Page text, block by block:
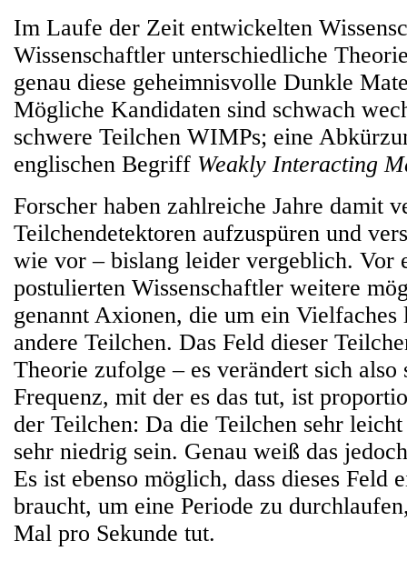
Im Laufe der Zeit entwickelten
Wissenschaftler unterschiedliche
genau diese geheimnisvolle Dunkle
Mögliche Kandidaten sind schwach
schwere Teilchen WIMPs; eine
englischen Begriff Weakly Interacting
Forscher haben zahlreiche Jahre damit
Teilchendetektoren aufzuspüren und
wie vor – bislang leider vergeblich. Vor
postulierten Wissenschaftler weitere
genannt Axionen, die um ein Vielfaches
andere Teilchen. Das Feld dieser
Theorie zufolge – es verändert sich also
Frequenz, mit der es das tut, ist
der Teilchen: Da die Teilchen sehr
sehr niedrig sein. Genau weiß das
Es ist ebenso möglich, dass dieses Feld
braucht, um eine Periode zu
Mal pro Sekunde tut.